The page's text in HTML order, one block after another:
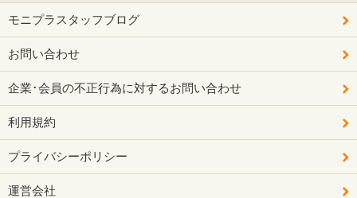
モニプラスタッフブログ
お問い合わせ
企業･会員の不正行為に対するお問い合わせ
利用規約
プライバシーポリシー
運営会社